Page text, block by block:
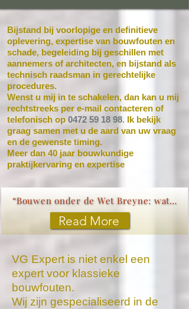
Bijstand bij voorlopige en definitieve
oplevering, expertise van bouwfouten en
schade, begeleiding bij geschillen met
aannemers of architecten, en bijstand als
technisch raadsman in gerechtelijke
procedures.
Wenst u mij in te schakelen, dan kan u mij
rechtstreeks per e-mail contacteren of
telefonisch op 0472 59 18 98. Ik bekijk
graag samen met u de aard van uw vraag
en de gewenste timing.
Meer dan 40 jaar bouwkundige
praktijkervaring en expertise
“Bouwen onder de Wet Breyne: wat elke koper moet weten”
Read More
VG Expert is niet enkel een
expert voor klassieke
bouwfouten.
Wij zijn gespecialiseerd in de